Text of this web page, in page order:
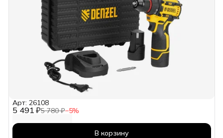
5 491 ₽5 780 ₽−5%
Арт: 26108
В корзину